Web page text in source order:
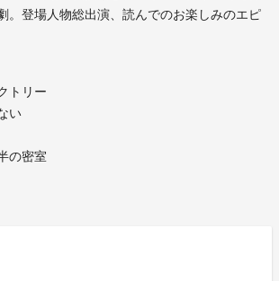
。登場人物総出演、読んでのお楽しみのエピ
トリー
い
の密室